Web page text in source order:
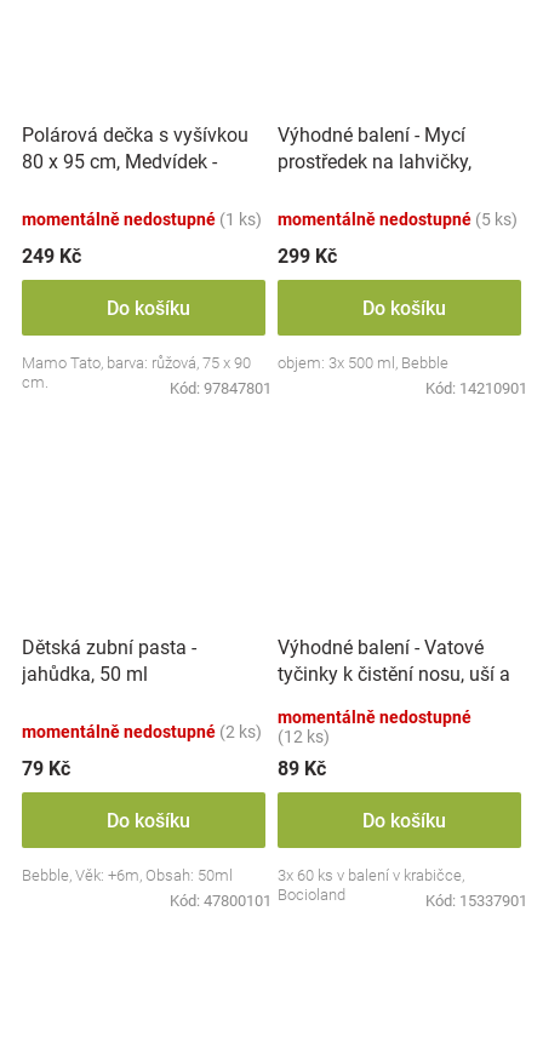
Polárová dečka s vyšívkou
80 x 95 cm, Medvídek -
momentálně nedostupné (1 ks)
249 Kč
Do košíku
Mamo Tato, barva: růžová, 75 x 90
cm.
Kód: 97847801
Výhodné balení - Mycí
prostředek na lahvičky,
momentálně nedostupné (5 ks)
299 Kč
Do košíku
objem: 3x 500 ml, Bebble
Kód: 14210901
Dětská zubní pasta -
jahůdka, 50 ml
momentálně nedostupné (2 ks)
79 Kč
Do košíku
Bebble, Věk: +6m, Obsah: 50ml
Kód: 47800101
Výhodné balení - Vatové
tyčinky k čistění nosu, uší a
momentálně nedostupné
(12 ks)
89 Kč
Do košíku
3x 60 ks v balení v krabičce,
Bocioland
Kód: 15337901